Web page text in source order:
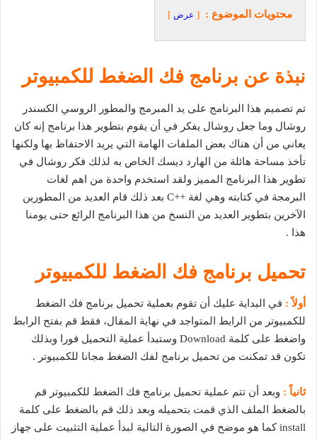
محتويات الموضوع : عرض
نبذة عن برنامج فك الضغط للكمبيوتر
تم تصميم هذا البرنامج على يد المبرمج والمطور الروسي الكسندر
روشال وما جعل روشال يفكر في أن يقوم بتطوير هذا برنامج إنه كان
يعاني من أن هناك بعض الملفات الهامة التي يريد الاحتفاظ بها ولكنها
تأخذ مساحة هائلة من الهارد ديسك الخاص به لذلك فكر روشال في
تطوير هذا البرنامج المميز ولقد استخدم واحدة من اهم لغات
البرمجة في كتابته وهي لغة ++C بعد ذلك قام العديد من المطورين
الآخرين بتطوير العديد من النسخ من هذا البرنامج الرائع حتى يومنا
هذا .
تحميل برنامج فك الضغط للكمبيوتر
أولاً : في البداية عليك أن تقوم بعملية تحميل برنامج فك الضغط
للكمبيوتر من الرابط المتواجد في نهاية المقال، فقط قم بفتح الرابط
واضغط على كلمة Download وستبدأ عملية التحميل فورا وبذلك
تكون قد تمكنت من تحميل برنامج لفك الضغط مجانا للكمبيوتر .
ثانياً : وبعد أن تتم عملية تحميل برنامج فك الضغط للكمبيوتر قم
بالضغط الملف الذي قمت بتحميله وبعد ذلك قم بالضغط على كلمة
install كما هو موضح في الصورة التالية لبدأ عملية التثبيت على جهاز